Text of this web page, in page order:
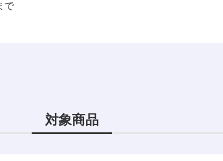
で
対象商品